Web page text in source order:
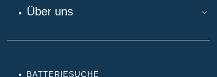
Über uns
BATTERIESUCHE